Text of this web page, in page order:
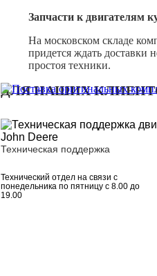
Запчасти к двигателям
На московском складе
придется ждать доставки
простоя техники.
ДЛЯ НАШИХ
Техническая поддержка
Технический отдел на связи с
понедельника по пятницу с 8.00 до
19.00